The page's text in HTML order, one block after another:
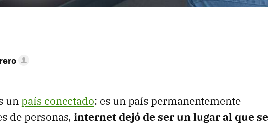
unpaís conectado: es un país permanentemente
de personas, internet dejó de ser un lugar al que se